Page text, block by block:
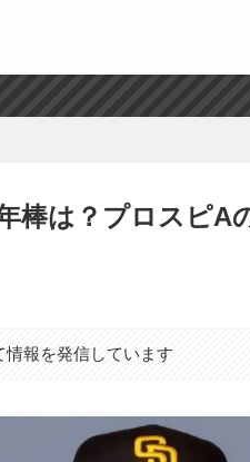
棒は？プロスピA
報を発信しています